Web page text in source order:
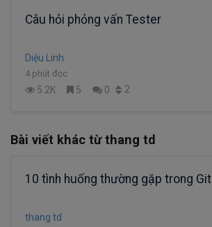
Câu hỏi phỏng vấn Tester
Diệu Linh
4 phút đọc
5.2K 5 0 2
Bài viết khác từ thang td
10 tình huống thường gặp trong Git
thang td